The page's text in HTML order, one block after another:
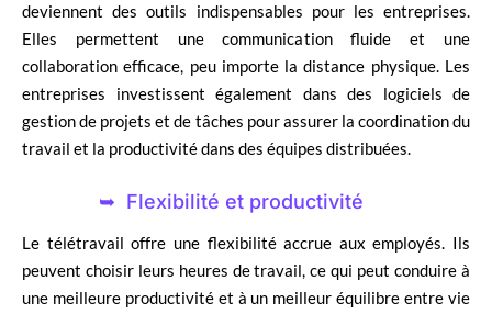
deviennent des outils indispensables pour les entreprises.
Elles permettent une communication fluide et une
collaboration efficace, peu importe la distance physique. Les
entreprises investissent également dans des logiciels de
gestion de projets et de tâches pour assurer la coordination du
travail et la productivité dans des équipes distribuées.
Flexibilité et productivité
Le télétravail offre une flexibilité accrue aux employés. Ils
peuvent choisir leurs heures de travail, ce qui peut conduire à
une meilleure productivité et à un meilleur équilibre entre vie